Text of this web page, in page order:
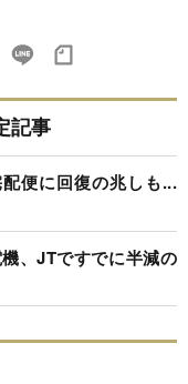
記事
便に回復の兆しも...
、JTですでに半減の